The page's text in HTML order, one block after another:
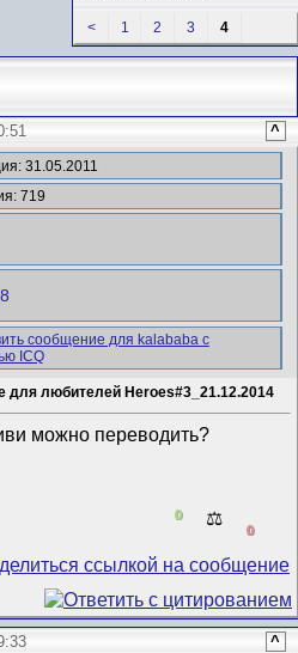
< 1 2 3 4
^
31.05.2011
719
для любителей Heroes#3_21.12.2014
можно переводить?
0 ⚖️
0
^